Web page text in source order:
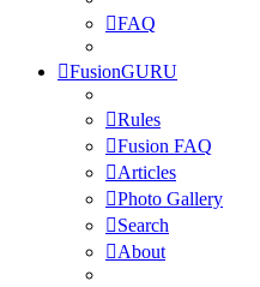
FAQ
FusionGURU
Rules
Fusion FAQ
Articles
Photo Gallery
Search
About